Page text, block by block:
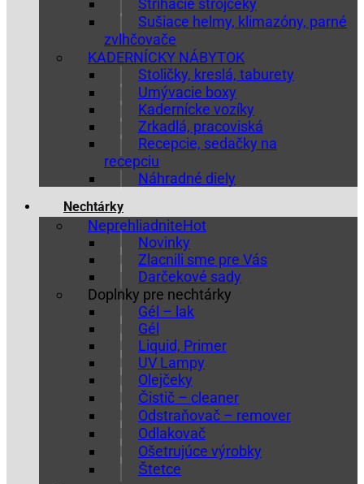
Strihacie strojčeky
Sušiace helmy, klimazóny, parné
zvlhčovače
KADERNÍCKY NÁBYTOK
Stoličky, kreslá, taburety
Umývacie boxy
Kadernícke vozíky
Zrkadlá, pracoviská
Recepcie, sedačky na
recepciu
Náhradné diely
Nechtárky
Neprehliadnite
Novinky
Zlacnili sme pre Vás
Darčekové sady
Doplnky pre nechtárky
Gél – lak
Gél
Liquid, Primer
UV Lampy
Olejčeky
Čistič – cleaner
Odstraňovač – remover
Odlakovač
Ošetrujúce výrobky
Štetce